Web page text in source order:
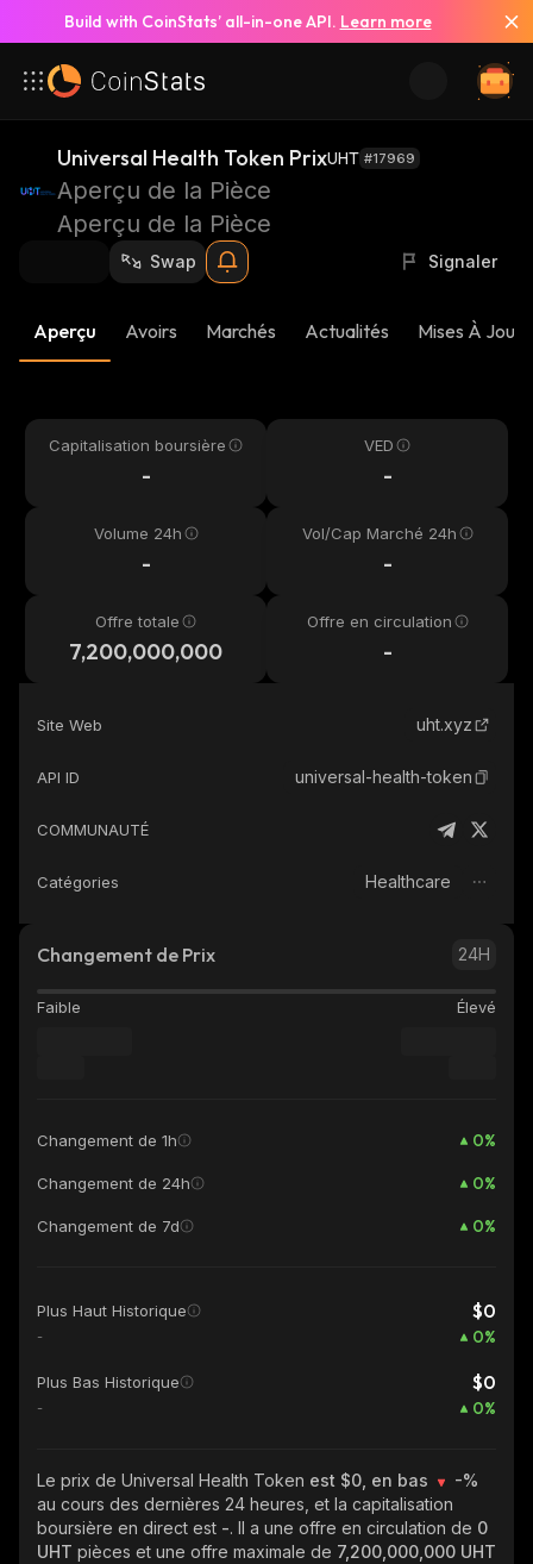
Build with CoinStats’ all-in-one API. Learn more
Universal Health Token PrixUHT #17969
Aperçu de la Pièce
Aperçu de la Pièce
Swap Signaler
Aperçu Avoirs Marchés Actualités Mises À Jour
Capitalisation boursière
-
VED
-
Volume 24h
-
Vol/Cap Marché 24h
-
Offre totale
7,200,000,000
Offre en circulation
-
Site Web uht.xyz
API ID universal-health-token
COMMUNAUTÉ
Catégories Healthcare
Changement de Prix 24H
Faible Élevé
Changement de 1h 0%
Changement de 24h 0%
Changement de 7d 0%
Plus Haut Historique $0
- 0%
Plus Bas Historique $0
- 0%
Le prix de Universal Health Token est $0, en bas
-%
au cours des dernières 24 heures, et la capitalisation
boursière en direct est -. Il a une offre en circulation de 0
UHT pièces et une offre maximale de 7,200,000,000 UHT